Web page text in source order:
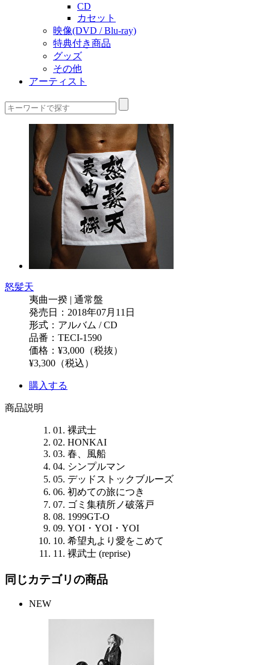
CD
カセット
映像(DVD / Blu-ray)
特典付き商品
グッズ
その他
アーティスト
怒髪天
夷曲一揆 | 通常盤
発売日：2018年07月11日
形式：アルバム / CD
品番：TECI-1590
価格：¥3,000（税抜）
¥3,300（税込）
購入する
商品説明
01. 裸武士
02. HONKAI
03. 春、風船
04. シンプルマン
05. デッドストックブルーズ
06. 初めての旅につき
07. ゴミ集積所ノ破落戸
08. 1999GT-O
09. YOI・YOI・YOI
10. 希望丸より愛をこめて
11. 裸武士 (reprise)
同じカテゴリの商品
NEW